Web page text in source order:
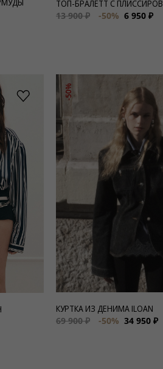
ТОП-БРАЛЕТТ С
13 900 ₽
-50% 6 950 ₽
-50%
КУРТКА ИЗ ДЕНИМА ILOAN
69 900 ₽
-50% 34 950 ₽